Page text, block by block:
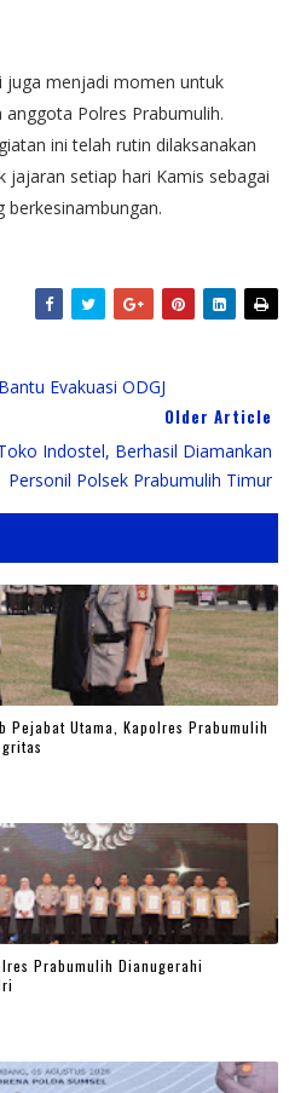
juga menjadi momen untuk
Polres Prabumulih.
ini telah rutin dilaksanakan
jajaran setiap hari Kamis sebagai
Evakuasi ODGJ
Older Article
Indostel, Berhasil Diamankan
Personil Polsek Prabumulih Timur
Pejabat Utama, Kapolres Prabumulih
Prabumulih Dianugerahi